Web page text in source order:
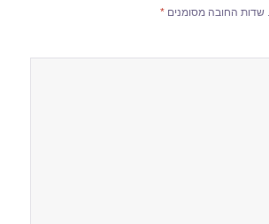
שדות החובה מסומנים*